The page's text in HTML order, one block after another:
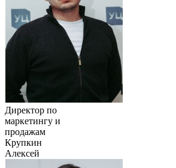
Директор по
маркетингу и
продажам
Крупкин
Алексей